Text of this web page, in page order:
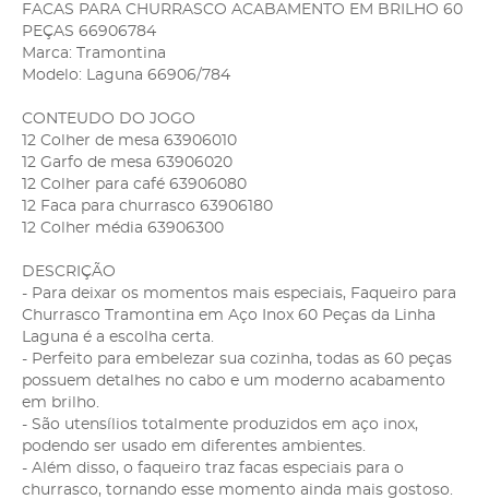
FACAS PARA CHURRASCO ACABAMENTO EM BRILHO 60
PEÇAS 66906784
Marca: Tramontina
Modelo: Laguna 66906/784
CONTEUDO DO JOGO
12 Colher de mesa 63906010
12 Garfo de mesa 63906020
12 Colher para café 63906080
12 Faca para churrasco 63906180
12 Colher média 63906300
DESCRIÇÃO
- Para deixar os momentos mais especiais, Faqueiro para
Churrasco Tramontina em Aço Inox 60 Peças da Linha
Laguna é a escolha certa.
- Perfeito para embelezar sua cozinha, todas as 60 peças
possuem detalhes no cabo e um moderno acabamento
em brilho.
- São utensílios totalmente produzidos em aço inox,
podendo ser usado em diferentes ambientes.
- Além disso, o faqueiro traz facas especiais para o
churrasco, tornando esse momento ainda mais gostoso.